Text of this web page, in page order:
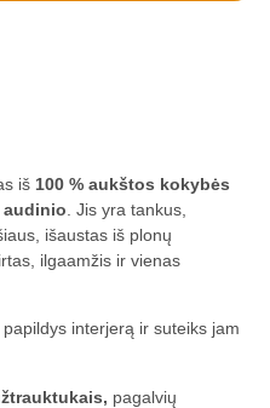
iš 100 % aukštos kokybės
audinio . Jis yra tankus,
išaustas iš plonų
ilgaamžis ir vienas
interjerą ir suteiks jam
pagalvių